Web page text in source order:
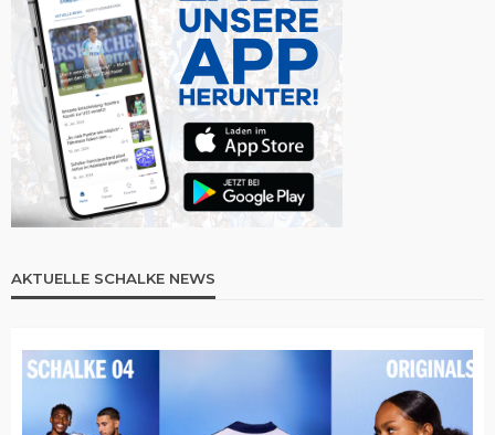
AKTUELLE SCHALKE NEWS